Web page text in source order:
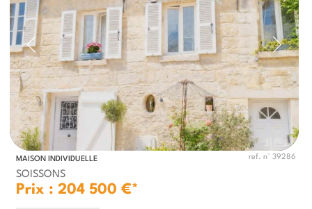
MAISON INDIVIDUELLE ref. n° 39286
SOISSONS
Prix : 204 500 €*